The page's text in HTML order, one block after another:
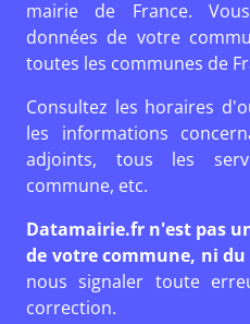
mairie de France.
données de votre
toutes les communes de
Consultez les horaires
les informations
adjoints, tous les
commune, etc.
Datamairie.fr n'est pas
de votre commune, ni
nous signaler toute
correction.